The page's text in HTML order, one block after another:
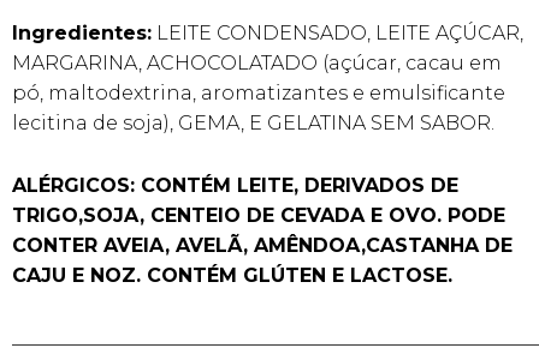
Ingredientes: LEITE CONDENSADO, LEITE AÇÚCAR,
MARGARINA, ACHOCOLATADO (açúcar, cacau em
pó, maltodextrina, aromatizantes e emulsificante
lecitina de soja), GEMA, E GELATINA SEM SABOR.
ALÉRGICOS: CONTÉM LEITE, DERIVADOS DE
TRIGO,SOJA, CENTEIO DE CEVADA E OVO. PODE
CONTER AVEIA, AVELÃ, AMÊNDOA,CASTANHA DE
CAJU E NOZ. CONTÉM GLÚTEN E LACTOSE.